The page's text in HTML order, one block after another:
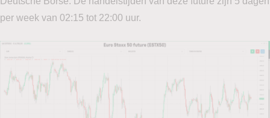
per week van 02:15 tot 22:00 uur.